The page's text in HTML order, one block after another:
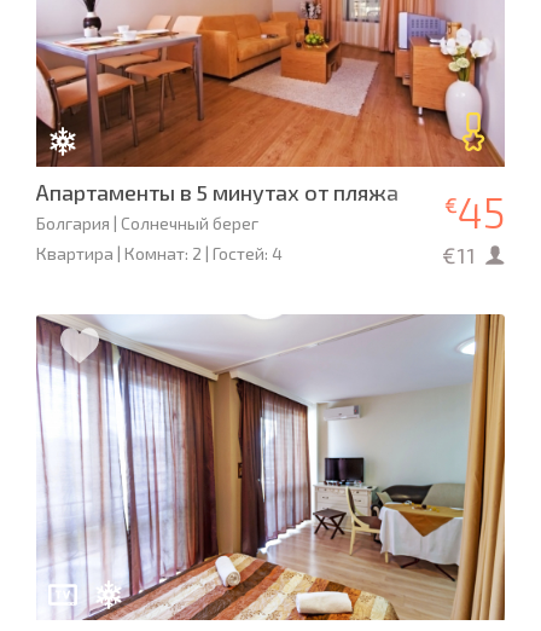
Апартаменты в 5 минутах от пляжа
Болгария | Солнечный берег
Квартира | Комнат: 2 | Гостей: 4
€45
€11